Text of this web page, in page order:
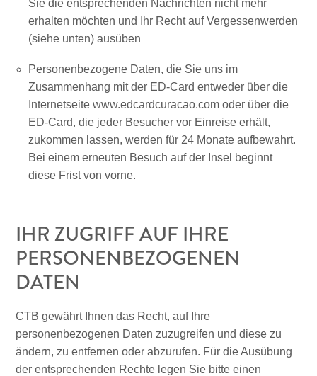
Gibt
Sie die entsprechenden Nachrichten nicht mehr
erhalten möchten und Ihr Recht auf Vergessenwerden
(siehe unten) ausüben
Personenbezogene Daten, die Sie uns im
Zusammenhang mit der ED-Card entweder über die
Internetseite www.edcardcuracao.com oder über die
ED-Card, die jeder Besucher vor Einreise erhält,
zukommen lassen, werden für 24 Monate aufbewahrt.
Bei einem erneuten Besuch auf der Insel beginnt
diese Frist von vorne.
IHR ZUGRIFF AUF IHRE
PERSONENBEZOGENEN
DATEN
CTB gewährt Ihnen das Recht, auf Ihre
personenbezogenen Daten zuzugreifen und diese zu
ändern, zu entfernen oder abzurufen. Für die Ausübung
der entsprechenden Rechte legen Sie bitte einen